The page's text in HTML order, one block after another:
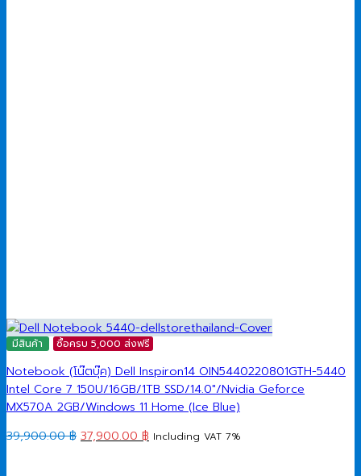
มีสินค้า ซื้อครบ 5,000 ส่งฟรี
Notebook (โน๊ตบุ๊ค) Dell Inspiron14 OIN5440220801GTH-5440
Intel Core 7 150U/16GB/1TB SSD/14.0″/Nvidia Geforce
MX570A 2GB/Windows 11 Home (Ice Blue)
39,900.00฿ Original
37,900.00 ฿ Current
Including VAT 7%